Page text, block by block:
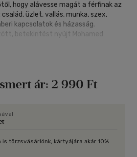
hogy alávesse magát a férfinak az
üzlet, vallás, munka, szex,
kapcsolatok és házasság.
betekintést nyújt Mohamed
láthatjuk ahogyan a háremében
elmondja hogyan vált a feleségverés
ideológia nők millióinak életét
történelmi elmélete szerint a fehér
a nyugati féltekére. Valójában a
rabszolgáit a muszlim
nyugati partjainál. A politikai iszlám
ár: 2 990 Ft
is törzsvásárlónk, kártyájára akár 10%